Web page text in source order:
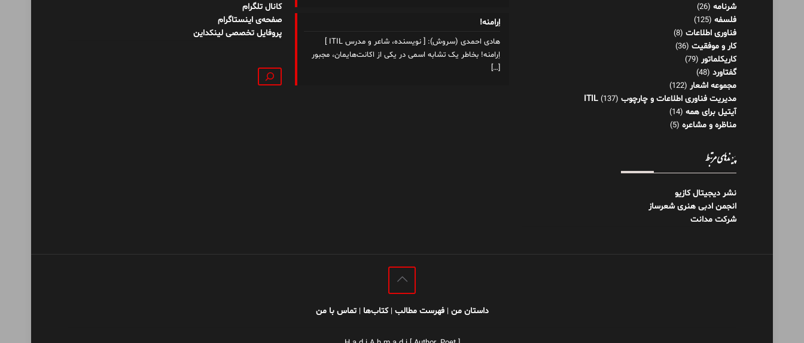
شرنامه (26)
فلسفه (125)
فناوری اطلاعات (8)
کار و موفقیت (36)
کاریکلماتور (79)
گفتاورد (48)
مجموعه اشعار (122)
مدیریت فناوری اطلاعات و چارچوب ITIL (137)
آیتیل برای همه (14)
مناظره و مشاعره (5)
پیوندهای مرتبط
نشر دیجیتال کازیو
انجمن ادبی هنری شعرساز
شرکت مدانت
اِرامنه!
هادی احمدی (سروش): [ نویسنده، شاعر و مدرس ITIL ]
اِرامنه! بخاطر یک تشابه اسمی در یکی از اکانت‌هایمان، مجبور
[…]
کانال تلگرام
صفحه‌ی اینستاگرام
پروفایل تخصصی لینکداین
جستجو
داستان من |فهرست مطالب |کتاب‌ها |تماس با من